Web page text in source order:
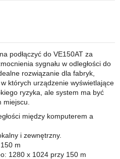
podłączyć do VE150AT za
sygnału w odległości do
rozwiązanie dla fabryk,
których urządzenie wyświetlające
ryzyka, ale system ma być
miejscu.
między komputerem a
i zewnętrzny.
m
1280 x 1024 przy 150 m